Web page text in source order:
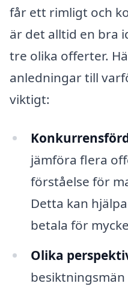
får ett rimligt och
är det alltid en bra
tre olika offerter.
anledningar till
viktigt:
jämföra flera
förståelse för
Detta kan
betala för
Olika
besiktningsmän